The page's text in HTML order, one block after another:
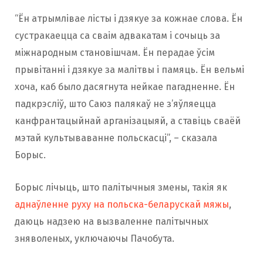
“Ён атрымлівае лісты і дзякуе за кожнае слова. Ён
сустракаецца са сваім адвакатам і сочыць за
міжнародным становішчам. Ён перадае ўсім
прывітанні і дзякуе за малітвы і памяць. Ён вельмі
хоча, каб было дасягнута нейкае пагадненне. Ён
падкрэсліў, што Саюз палякаў не з’яўляецца
канфрантацыйнай арганізацыяй, а ставіць сваёй
мэтай культываванне польскасці”, – сказала
Борыс.
Борыс лічыць, што палітычныя змены, такія як
аднаўленне руху на польска-беларускай мяжы,
даюць надзею на вызваленне палітычных
зняволеных, уключаючы Пачобута.